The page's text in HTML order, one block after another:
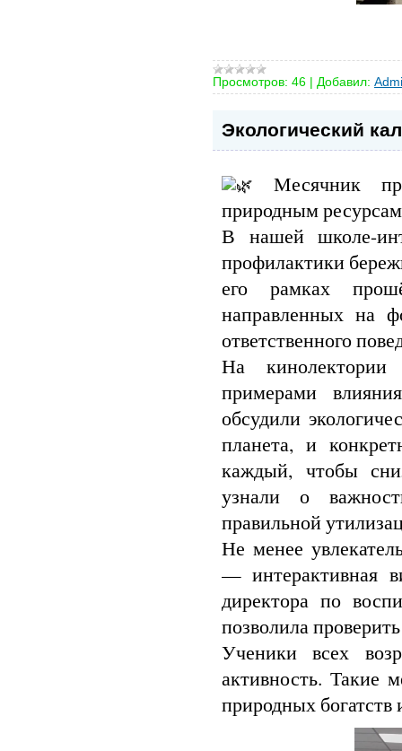
Просмотров: 46 | Добавил:
Экологический
Месячник
природным
В нашей школе-
профилактики
его рамках
направленных на
ответственного
На кинолектории
примерами
обсудили
планета, и
каждый, чтобы
узнали о
правильной
Не менее
— интерактивная
директора по
позволила
Ученики всех
активность. Такие
природных богатств